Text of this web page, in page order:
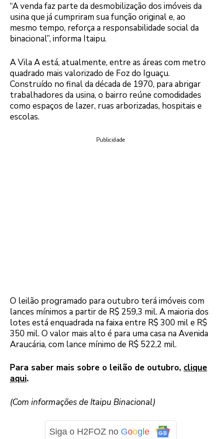
“A venda faz parte da desmobilização dos imóveis da
usina que já cumpriram sua função original e, ao
mesmo tempo, reforça a responsabilidade social da
binacional”, informa Itaipu.
A Vila A está, atualmente, entre as áreas com metro
quadrado mais valorizado de Foz do Iguaçu.
Construído no final da década de 1970, para abrigar
trabalhadores da usina, o bairro reúne comodidades
como espaços de lazer, ruas arborizadas, hospitais e
escolas.
Publicidade
O leilão programado para outubro terá imóveis com
lances mínimos a partir de R$ 259,3 mil. A maioria dos
lotes está enquadrada na faixa entre R$ 300 mil e R$
350 mil. O valor mais alto é para uma casa na Avenida
Araucária, com lance mínimo de R$ 522,2 mil.
Para saber mais sobre o leilão de outubro, clique
aqui.
(Com informações de Itaipu Binacional)
Siga o H2FOZ no Goog e